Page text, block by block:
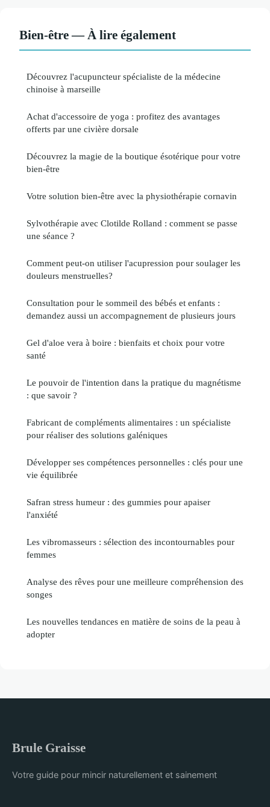
Bien-être — À lire également
Découvrez l'acupuncteur spécialiste de la médecine
chinoise à marseille
Achat d'accessoire de yoga : profitez des avantages
offerts par une civière dorsale
Découvrez la magie de la boutique ésotérique pour votre
bien-être
Votre solution bien-être avec la physiothérapie cornavin
Sylvothérapie avec Clotilde Rolland : comment se passe
une séance ?
Comment peut-on utiliser l'acupression pour soulager les
douleurs menstruelles?
Consultation pour le sommeil des bébés et enfants :
demandez aussi un accompagnement de plusieurs jours
Gel d'aloe vera à boire : bienfaits et choix pour votre
santé
Le pouvoir de l'intention dans la pratique du magnétisme
: que savoir ?
Fabricant de compléments alimentaires : un spécialiste
pour réaliser des solutions galéniques
Développer ses compétences personnelles : clés pour une
vie équilibrée
Safran stress humeur : des gummies pour apaiser
l'anxiété
Les vibromasseurs : sélection des incontournables pour
femmes
Analyse des rêves pour une meilleure compréhension des
songes
Les nouvelles tendances en matière de soins de la peau à
adopter
Brule Graisse
Votre guide pour mincir naturellement et sainement